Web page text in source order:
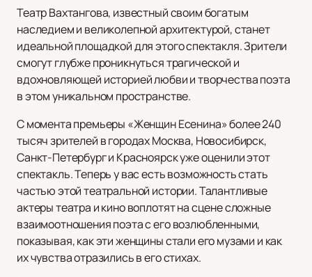
Театр Вахтангова, известный своим богатым
наследием и великолепной архитектурой, станет
идеальной площадкой для этого спектакля. Зрители
смогут глубже проникнуться трагической и
вдохновляющей историей любви и творчества поэта
в этом уникальном пространстве.
С момента премьеры «Женщин Есенина» более 240
тысяч зрителей в городах Москва, Новосибирск,
Санкт-Петербург и Красноярск уже оценили этот
спектакль. Теперь у вас есть возможность стать
частью этой театральной истории. Талантливые
актеры театра и кино воплотят на сцене сложные
взаимоотношения поэта с его возлюбленными,
показывая, как эти женщины стали его музами и как
их чувства отразились в его стихах.